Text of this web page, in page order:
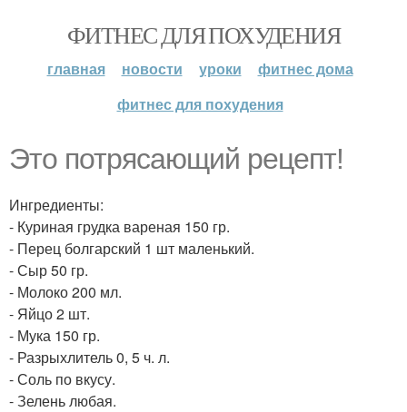
ФИТНЕС ДЛЯ ПОХУДЕНИЯ
главная новости уроки
фитнес дома
фитнес для похудения
Это потрясающий рецепт!
Ингредиенты:
- Куриная грудка вареная 150 гр.
- Перец болгарский 1 шт маленький.
- Сыр 50 гр.
- Молоко 200 мл.
- Яйцо 2 шт.
- Мука 150 гр.
- Разрыхлитель 0, 5 ч. л.
- Соль по вкусу.
- Зелень любая.